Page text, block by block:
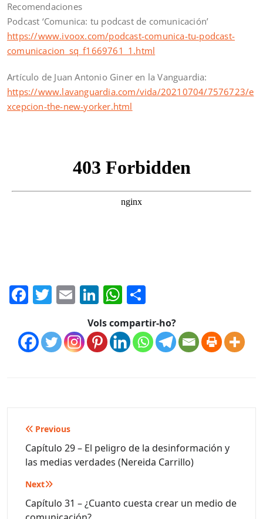
Recomendaciones
Podcast ‘Comunica: tu podcast de comunicación’
https://www.ivoox.com/podcast-comunica-tu-podcast-
comunicacion_sq_f1669761_1.html
Artículo de Juan Antonio Giner en la Vanguardia:
https://www.lavanguardia.com/vida/20210704/7576723/e
xcepcion-the-new-yorker.html
Facebook
Twitter
EmailLinkedIn
WhatsApp
Vols compartir-ho?
Navegació
d'entrades
Previous
Capítulo 29 – El peligro de la desinformación y
las medias verdades (Nereida Carrillo)
Next
Capítulo 31 – ¿Cuanto cuesta crear un medio de